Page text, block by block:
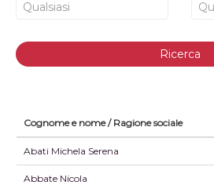
Ricerca
Cognome e nome / Ragione sociale
Abati Michela Serena
Abbate Nicola